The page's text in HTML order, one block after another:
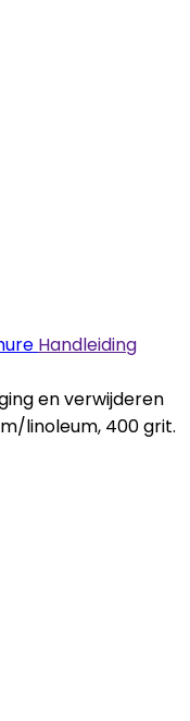
Handleiding
en verwijderen
linoleum, 400 grit.